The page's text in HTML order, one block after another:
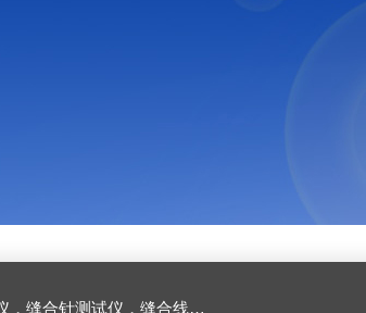
，刀片测试仪，预灌封注射器测试仪，口腔器械测试仪